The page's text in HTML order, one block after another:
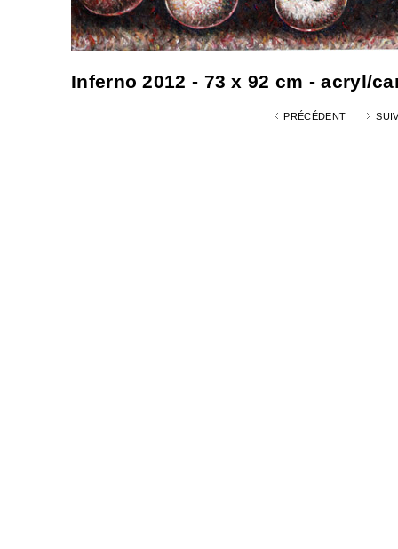
Inferno 2012 - 73 x 92 cm - acryl/
PRÉCÉDENT